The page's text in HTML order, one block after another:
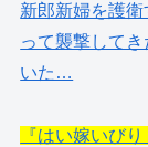
新郎新婦を護
って襲撃して
いた…
『はい嫁いび